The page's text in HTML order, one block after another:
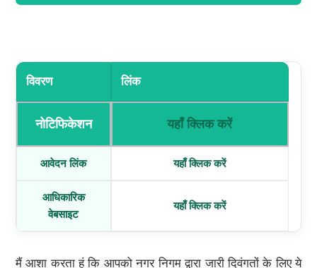
विवरण लिंक
नोटिफिकेशन यहाँ क्लिक करें
आवेदन लिंक यहाँ क्लिक करें
आधिकारिक
वेबसाइट
यहाँ क्लिक करें
मैं आशा करता हूं कि आपको नगर निगम द्वारा जारी दिवंगतों के लिए ये